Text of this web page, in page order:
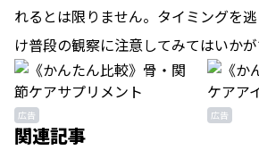
れるとは限りません。タイミングを
け普段の観察に注意してみてはいかが
広告 広告
関連記事